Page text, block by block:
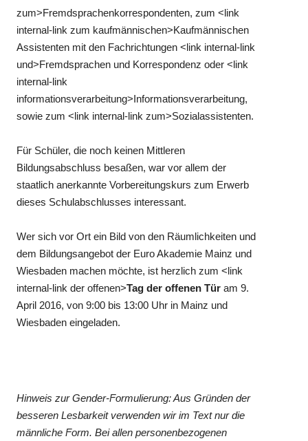
zum>Fremdsprachenkorrespondenten, zum <link
internal-link zum kaufmännischen>Kaufmännischen
Assistenten mit den Fachrichtungen <link internal-link
und>Fremdsprachen und Korrespondenz oder <link
internal-link
informationsverarbeitung>Informationsverarbeitung,
sowie zum <link internal-link zum>Sozialassistenten.
Für Schüler, die noch keinen Mittleren
Bildungsabschluss besaßen, war vor allem der
staatlich anerkannte Vorbereitungskurs zum Erwerb
dieses Schulabschlusses interessant.
Wer sich vor Ort ein Bild von den Räumlichkeiten und
dem Bildungsangebot der Euro Akademie Mainz und
Wiesbaden machen möchte, ist herzlich zum <link
internal-link der offenen>Tag der offenen Tür am 9.
April 2016, von 9:00 bis 13:00 Uhr in Mainz und
Wiesbaden eingeladen.
Hinweis zur Gender-Formulierung: Aus Gründen der
besseren Lesbarkeit verwenden wir im Text nur die
männliche Form. Bei allen personenbezogenen